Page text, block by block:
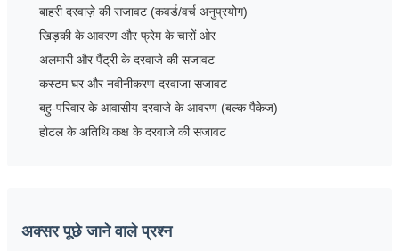
बाहरी दरवाज़े की सजावट (कवर्ड/वर्च अनुप्रयोग)
खिड़की के आवरण और फ्रेम के चारों ओर
अलमारी और पैंट्री के दरवाजे की सजावट
कस्टम घर और नवीनीकरण दरवाजा सजावट
बहु-परिवार के आवासीय दरवाजे के आवरण (बल्क पैकेज)
होटल के अतिथि कक्ष के दरवाजे की सजावट
अक्सर पूछे जाने वाले प्रश्न